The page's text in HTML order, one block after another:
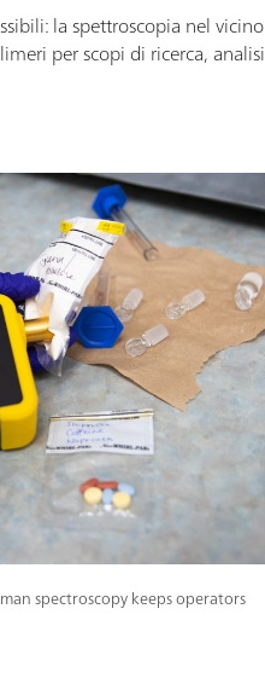
la spettroscopia nel vicino
per scopi di ricerca, analisi
spectroscopy keeps operators